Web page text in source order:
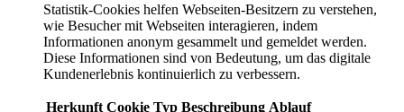
Statistik-Cookies helfen Webseiten-Besitzern zu verstehen,
wie Besucher mit Webseiten interagieren, indem
Informationen anonym gesammelt und gemeldet werden.
Diese Informationen sind von Bedeutung, um das digitale
Kundenerlebnis kontinuierlich zu verbessern.
Herkunft Cookie Typ Beschreibung Ablauf